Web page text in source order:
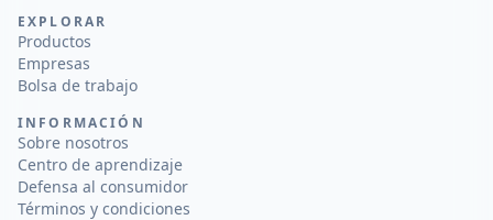
EXPLORAR
Productos
Empresas
Bolsa de trabajo
INFORMACIÓN
Sobre nosotros
Centro de aprendizaje
Defensa al consumidor
Términos y condiciones